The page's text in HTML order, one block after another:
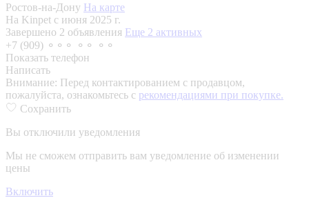
Ростов-на-Дону На карте
На Kinpet c июня 2025 г.
Завершено 2 объявления Еще 2 активных
+7 (909) ⚬⚬⚬ ⚬⚬ ⚬⚬
Показать телефон
Написать
Внимание: Перед контактированием с продавцом,
пожалуйста, ознакомьтесь с рекомендациями при покупке.
Сохранить
Вы отключили уведомления
Мы не сможем отправить вам уведомление об изменении
цены
Включить